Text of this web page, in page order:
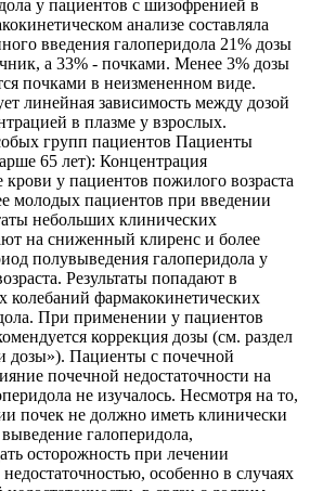
у пациентов с шизофренией в
анализе составляла
введения галоперидола 21% дозы
а 33% - почками. Менее 3% дозы
почками в неизмененном виде.
линейная зависимость между дозой
в плазме у взрослых.
групп пациентов Пациенты
65 лет): Концентрация
крови у пациентов пожилого возраста
молодых пациентов при введении
небольших клинических
на сниженный клиренс и более
полувыведения галоперидола у
Результаты попадают в
колебаний фармакокинетических
При применении у пациентов
коррекция дозы (см. раздел
дозы»). Пациенты с почечной
почечной недостаточности на
не изучалось. Несмотря на то,
почек не должно иметь клинически
галоперидола,
осторожность при лечении
особенно в случаях